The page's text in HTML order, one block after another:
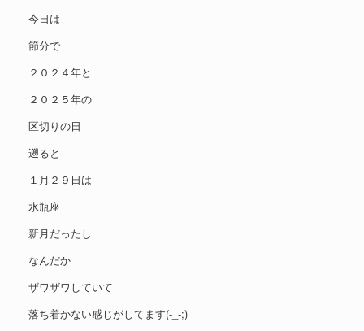
今日は
節分で
２０２４年と
２０２５年の
区切りの日
遡ると
１月２９日は
水瓶座
新月だったし
なんだか
ザワザワしていて
落ち着かない感じがしてます(-_-;)